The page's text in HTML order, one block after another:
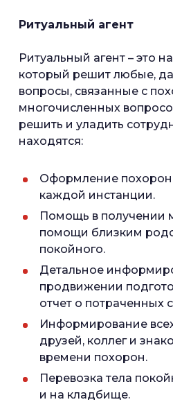
Ритуальный агент
Ритуальный агент – это
который решит любые,
вопросы, связанные с
многочисленных
решить и уладить
находятся:
Оформление
каждой инстанции.
Помощь в получении
помощи близким
покойного.
Детальное
продвижении
отчет о потраченных
Информирование
друзей, коллег и
времени похорон.
Перевозка тела
и на кладбище.